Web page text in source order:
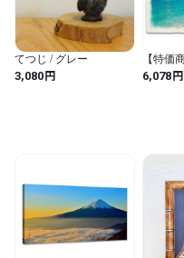
てつじ / グレー
3,080円
【特価
画 玄関
トパネ
6,078円